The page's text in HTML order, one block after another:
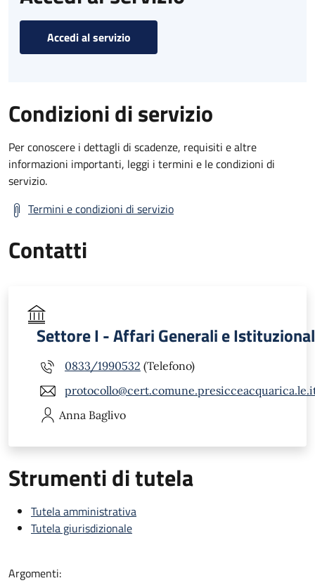
Accedi al servizio
Condizioni di servizio
Per conoscere i dettagli di scadenze, requisiti e altre
informazioni importanti, leggi i termini e le condizioni di
servizio.
Termini e condizioni di servizio
Contatti
Settore I - Affari Generali e
0833/1990532 (Telefono)
Anna Baglivo
Strumenti di tutela
Tutela amministrativa
Tutela giurisdizionale
Argomenti: